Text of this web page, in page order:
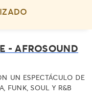
- AFROSOUND
UN ESPECTÁCULO DE
FUNK, SOUL Y R&B